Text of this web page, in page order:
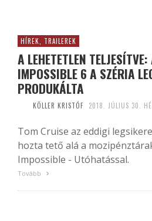
HÍREK, TRAILEREK
A LEHETETLEN
IMPOSSIBLE 6 A SZÉRIA
PRODUKÁLTA
KÖLLER KRISTÓF 2018. JÚLIUS 30.
Tom Cruise az eddigi
hozta tető alá a
Impossible - Utóhatással.
Tovább